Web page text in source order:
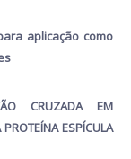
aplicação como
CRUZADA EM
ESPÍCULA